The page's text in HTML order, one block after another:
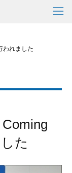
われました
た